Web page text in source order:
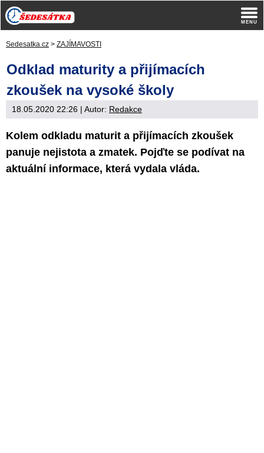
Sedesatka.cz > ZAJÍMAVOSTI
Odklad maturity a přijímacích
zkoušek na vysoké školy
18.05.2020 22:26 | Autor: Redakce
Kolem odkladu maturit a přijímacích zkoušek
panuje nejistota a zmatek. Pojďte se podívat na
aktuální informace, která vydala vláda.